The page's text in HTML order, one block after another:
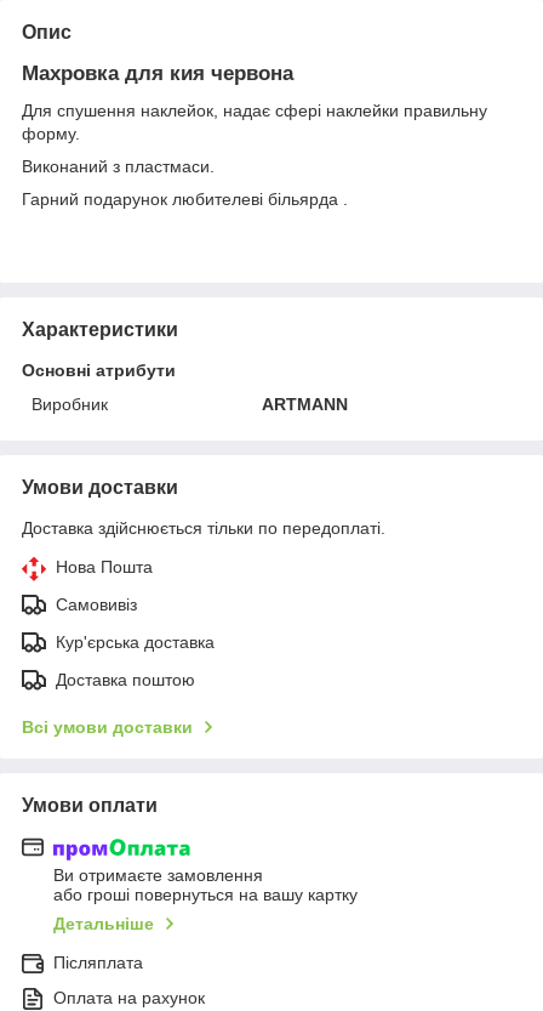
Опис
Махровка для кия червона
Для спушення наклейок, надає сфері наклейки правильну
форму.
Виконаний з пластмаси.
Гарний подарунок любителеві більярда .
Характеристики
Основні атрибути
Виробник
ARTMANN
Умови доставки
Доставка здійснюється тільки по передоплаті.
Нова Пошта
Самовивіз
Кур'єрська доставка
Доставка поштою
Всі умови доставки
Умови оплати
Ви отримаєте замовлення
або гроші повернуться на вашу картку
Детальніше
Післяплата
Оплата на рахунок